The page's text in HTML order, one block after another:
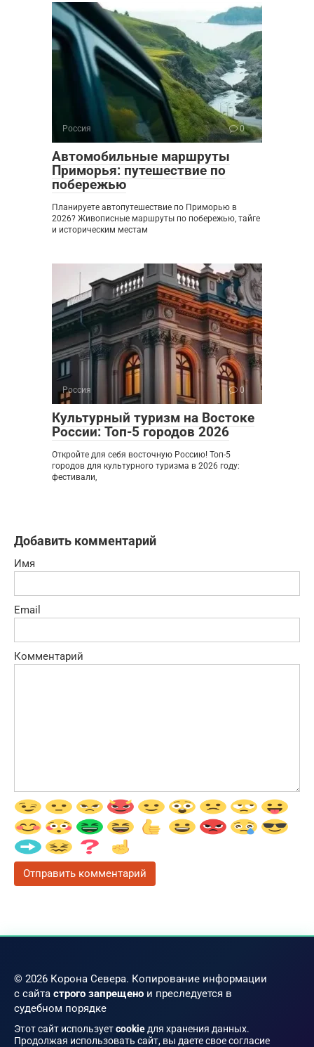
Россия 0
Автомобильные маршруты
Приморья: путешествие по
побережью
Планируете автопутешествие по Приморью в
2026? Живописные маршруты по побережью, тайге
и историческим местам
Россия 0
Культурный туризм на Востоке
России: Топ-5 городов 2026
Откройте для себя восточную Россию! Топ-5
городов для культурного туризма в 2026 году:
фестивали,
Добавить комментарий
Имя
Email
Комментарий
© 2026 Корона Севера. Копирование информации
с сайта строго запрещено и преследуется в
судебном порядке
Этот сайт используетcookie для хранения данных.
Продолжая использовать сайт, вы даете свое согласие